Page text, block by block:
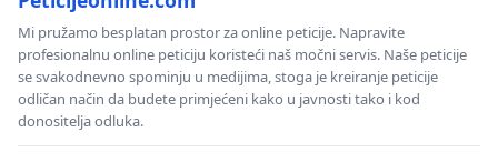
Mi pružamo besplatan prostor za online peticije. Napravite
profesionalnu online peticiju koristeći naš močni servis. Naše peticije
se svakodnevno spominju u medijima, stoga je kreiranje peticije
odličan način da budete primjećeni kako u javnosti tako i kod
donositelja odluka.